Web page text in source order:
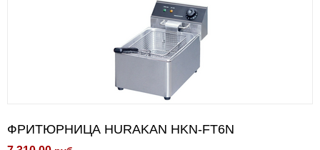
ФРИТЮРНИЦА HURAKAN HKN-FT6N